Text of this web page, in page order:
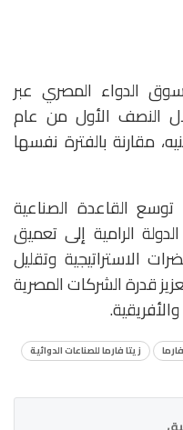
الدواء المصري عبر
بنسبة 13.9% خلال النصف الأول من عام
155.8 مليار جنيه، مقارنة بالفترة نفسها
القاعدة الصناعية
الرامية إلى تعميق
الاستراتيجية وتقليل
قدرة الشركات المصرية
زيتا فارما للصناعات الدوائية